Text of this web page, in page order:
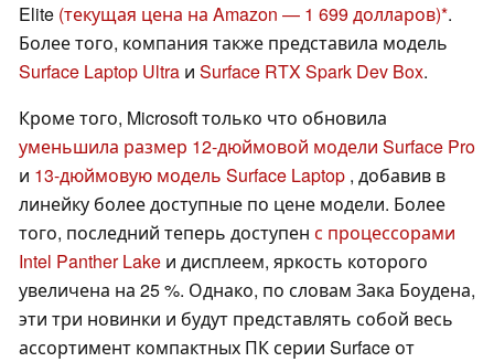
Elite (текущая цена на Amazon — 1 699 долларов) .
Более того, компания также представила модель
Surface Laptop Ultra и Surface RTX Spark Dev Box.
Кроме того, Microsoft только что обновила
уменьшила размер 12-дюймовой модели Surface Pro
и 13-дюймовую модель Surface Laptop , добавив в
линейку более доступные по цене модели. Более
того, последний теперь доступен с процессорами
Intel Panther Lake и дисплеем, яркость которого
увеличена на 25 %. Однако, по словам Зака Боудена,
эти три новинки и будут представлять собой весь
ассортимент компактных ПК серии Surface от